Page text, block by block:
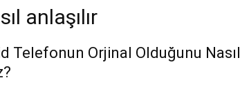
anlaşılır
Telefonun Orjinal Olduğunu Nasıl